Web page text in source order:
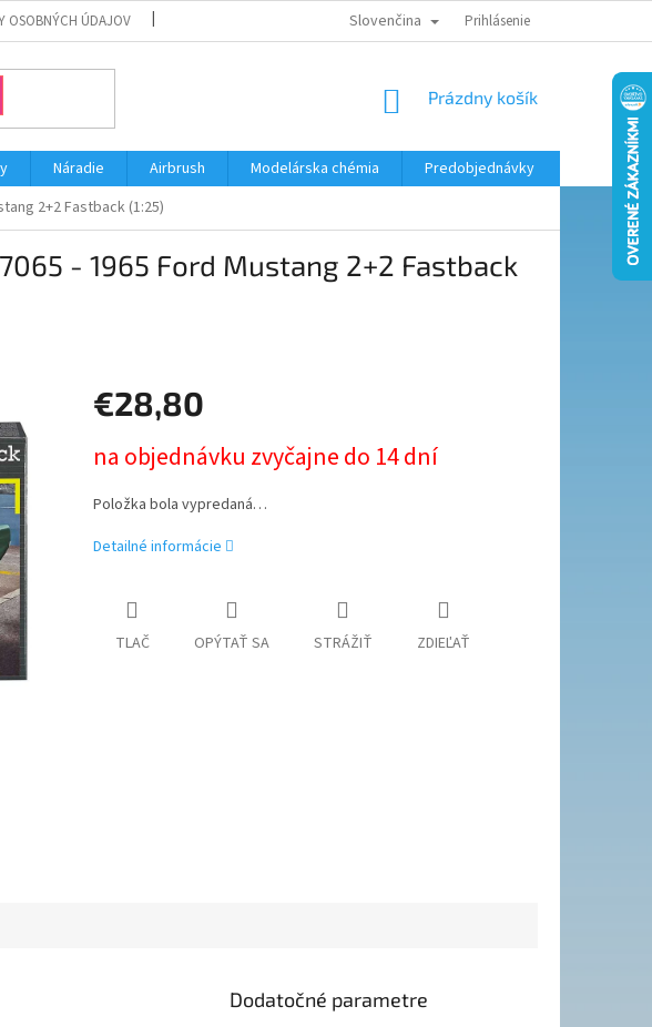
OSOBNÝCH ÚDAJOV MODELÁRSKY KRÚŽOK
Slovenčina Prihlásenie
NÁKUPNÝ
Prázdny košík
Náradie Airbrush Modelárska chémia
Predobjednávky
2+2 Fastback (1:25)
- 1965 Ford Mustang 2+2 Fastback
€28,80
cena:
na objednávku zvyčajne do 14 dní
Položka bola vypredaná…
Detailné informácie
TLAČ OPÝTAŤ SA STRÁŽIŤ ZDIEĽAŤ
Dodatočné parametre